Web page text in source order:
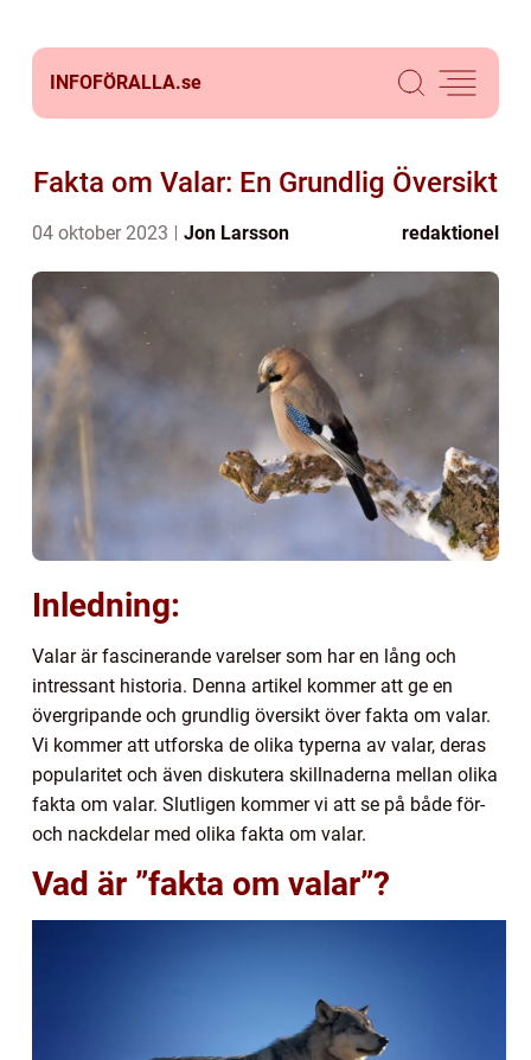
INFOFÖRALLA.se
Fakta om Valar: En Grundlig Översikt
04 oktober 2023 Jon Larsson redaktionel
Inledning:
Valar är fascinerande varelser som har en lång och
intressant historia. Denna artikel kommer att ge en
övergripande och grundlig översikt över fakta om valar.
Vi kommer att utforska de olika typerna av valar, deras
popularitet och även diskutera skillnaderna mellan olika
fakta om valar. Slutligen kommer vi att se på både för-
och nackdelar med olika fakta om valar.
Vad är ”fakta om valar”?